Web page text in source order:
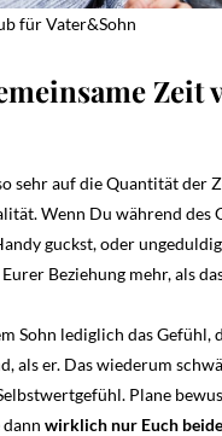
für Vater&Sohn
Zeit
sehr auf die Quantität der
Wenn Du während des
guckst, oder
Beziehung mehr, als
Sohn lediglich das Gefühl,
als er. Das wiederum
Plane
dann wirklich nur Euch